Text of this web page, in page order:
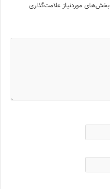
بخش‌های موردنیاز علامت‌گذاری